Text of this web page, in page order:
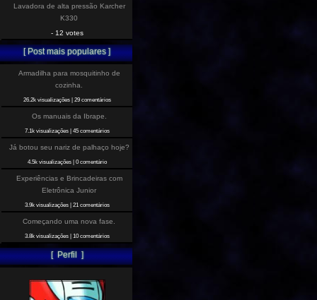
Lavadora de alta pressão Karcher
K330
- 12 votes
[ Post mais populares ]
Armadilha para mosquitinho de
cozinha.
26.2k visualizações| 29 comentários
Os manuais da Ibrape.
7.1k visualizações| 45 comentários
Já botou seu nariz de palhaço hoje?
4.5k visualizações| 0 comentário
Experiências e Brincadeiras com
Eletrônica Junior
3.9k visualizações| 21 comentários
Começando uma nova fase.
3.8k visualizações| 10 comentários
[ Perfil ]